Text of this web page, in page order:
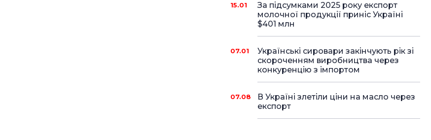
15.01
За підсумками 2025 року експорт
молочної продукції приніс Україні
$401 млн
07.01
Українські сировари закінчують рік зі
скороченням виробництва через
конкуренцію з імпортом
07.08
В Україні злетіли ціни на масло через
експорт